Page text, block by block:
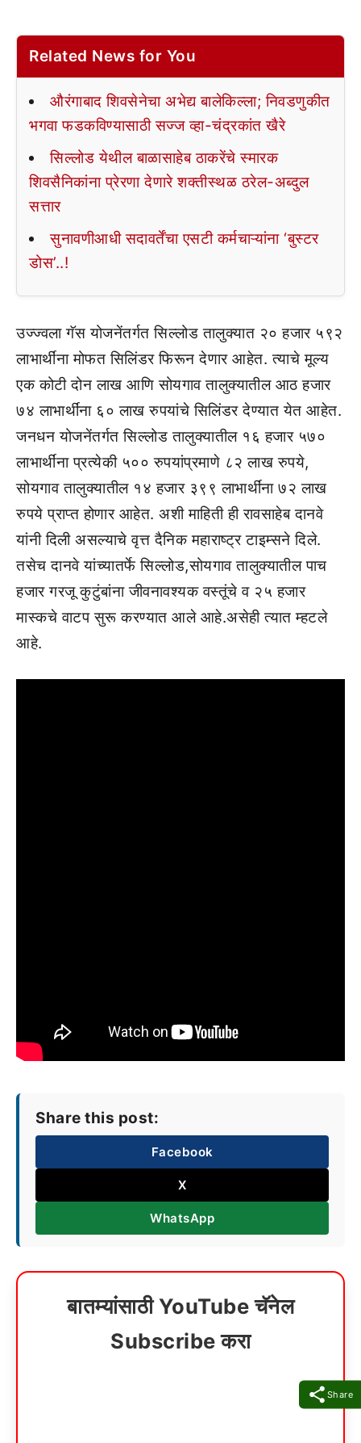
Share
Related News for You
औरंगाबाद शिवसेनेचा अभेद्य बालेकिल्ला; निवडणुकीत
भगवा फडकविण्यासाठी सज्ज व्हा-चंद्रकांत खैरे
सिल्लोड येथील बाळासाहेब ठाकरेंचे स्मारक
शिवसैनिकांना प्रेरणा देणारे शक्तीस्थळ ठरेल-अब्दुल
सत्तार
सुनावणीआधी सदावर्तेंचा एसटी कर्मचाऱ्यांना ‘बुस्टर
डोस’..!
उज्ज्वला गॅस योजनेंतर्गत सिल्लोड तालुक्यात २० हजार ५९२
लाभार्थींना मोफत सिलिंडर फिरून देणार आहेत. त्याचे मूल्य
एक कोटी दोन लाख आणि सोयगाव तालुक्यातील आठ हजार
७४ लाभार्थींना ६० लाख रुपयांचे सिलिंडर देण्यात येत आहेत.
जनधन योजनेंतर्गत सिल्लोड तालुक्यातील १६ हजार ५७०
लाभार्थींना प्रत्येकी ५०० रुपयांप्रमाणे ८२ लाख रुपये,
सोयगाव तालुक्यातील १४ हजार ३९९ लाभार्थींना ७२ लाख
रुपये प्राप्त होणार आहेत. अशी माहिती ही रावसाहेब दानवे
यांनी दिली असल्याचे वृत्त दैनिक महाराष्ट्र टाइम्सने दिले.
तसेच दानवे यांच्यातर्फे सिल्लोड,सोयगाव तालुक्यातील पाच
हजार गरजू कुटुंबांना जीवनावश्यक वस्तूंचे व २५ हजार
मास्कचे वाटप सुरू करण्यात आले आहे.असेही त्यात म्हटले
आहे.
Share this post:
Facebook
X
WhatsApp
बातम्यांसाठी YouTube चॅनेल
Subscribe करा